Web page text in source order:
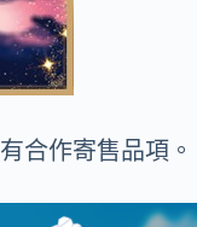
合作寄售品項。